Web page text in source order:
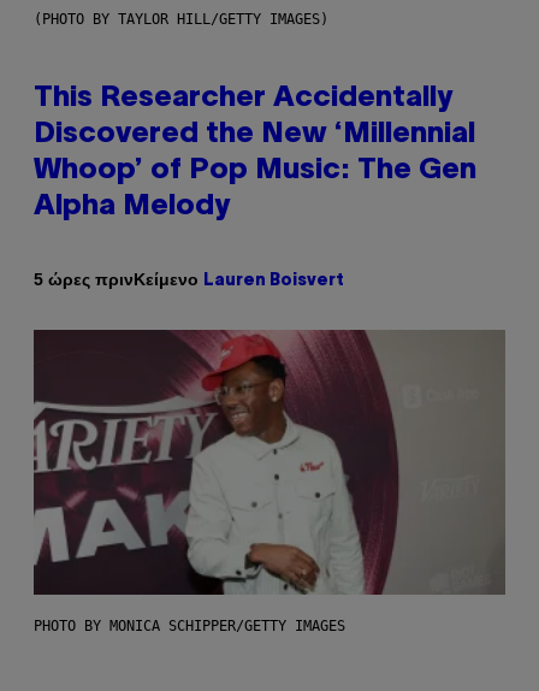
(PHOTO BY TAYLOR HILL/GETTY IMAGES)
This Researcher Accidentally
Discovered the New ‘Millennial
Whoop’ of Pop Music: The Gen
Alpha Melody
5 ώρες πρινΚείμενο Lauren Boisvert
PHOTO BY MONICA SCHIPPER/GETTY IMAGES